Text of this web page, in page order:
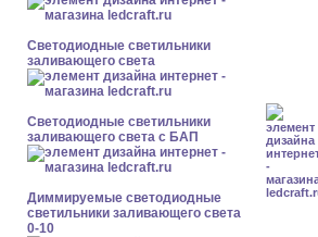
Светодиодные светильники
заливающего света
Светодиодные светильники
заливающего света с БАП
Диммируемые светодиодные
светильники заливающего света
0-10